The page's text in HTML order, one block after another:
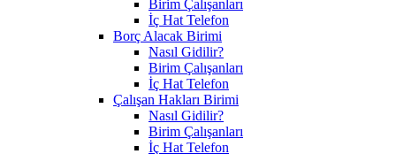
Birim Çalışanları
İç Hat Telefon
Borç Alacak Birimi
Nasıl Gidilir?
Birim Çalışanları
İç Hat Telefon
Çalışan Hakları Birimi
Nasıl Gidilir?
Birim Çalışanları
İç Hat Telefon